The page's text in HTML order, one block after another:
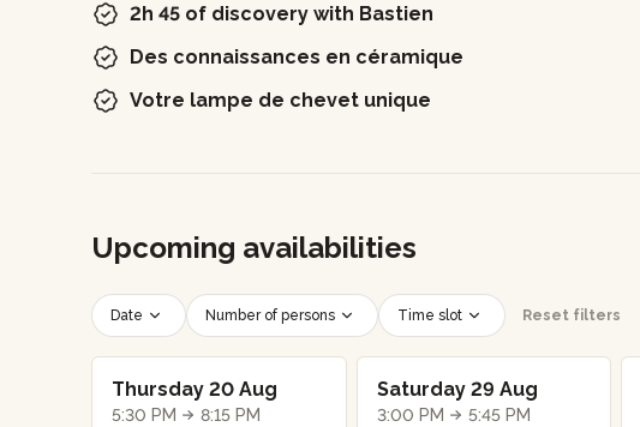
2h 45 of discovery with Bastien
Des connaissances en céramique
Votre lampe de chevet unique
Upcoming availabilities
Date Number of persons Time slot Reset filters
Thursday 20 Aug
5:30 PM
8:15 PM
Saturday 29 Aug
3:00 PM
5:45 PM